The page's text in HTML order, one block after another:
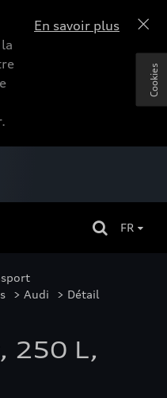
En savoir plus
FR
> Audi > Détail
250 L,
Cookies